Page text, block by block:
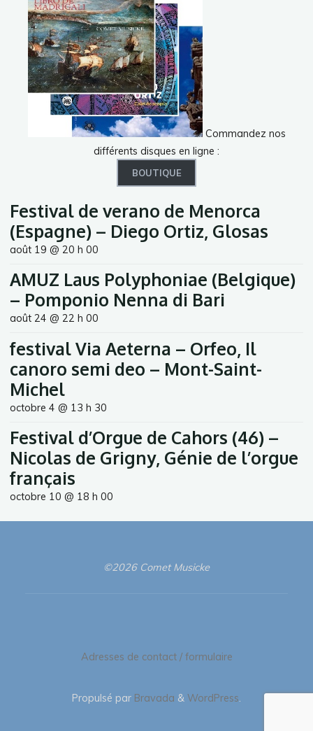
Commandez nos
différents disques en ligne :
BOUTIQUE
Festival de verano de Menorca
(Espagne) – Diego Ortiz, Glosas
août 19 @ 20 h 00
AMUZ Laus Polyphoniae (Belgique)
– Pomponio Nenna di Bari
août 24 @ 22 h 00
festival Via Aeterna – Orfeo, Il
canoro semi deo – Mont-Saint-
Michel
octobre 4 @ 13 h 30
Festival d’Orgue de Cahors (46) –
Nicolas de Grigny, Génie de l’orgue
français
octobre 10 @ 18 h 00
©2026 Comet Musicke
Adresses de contact / formulaire
Propulsé par Bravada & WordPress.